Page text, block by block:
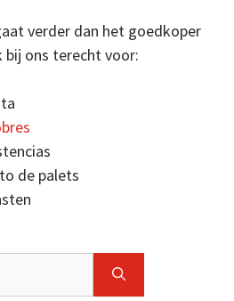
verder dan het goedkoper
bij ons terecht voor:
de palets